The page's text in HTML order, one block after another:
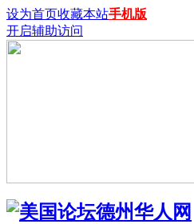
设为首页收藏本站手机版
开启辅助访问